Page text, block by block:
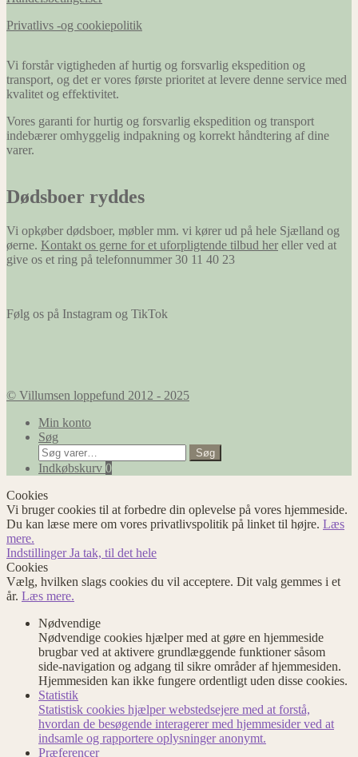
Privatlivs -og cookiepolitik
Vi forstår vigtigheden af hurtig og forsvarlig ekspedition og
transport, og det er vores første prioritet at levere denne service med
kvalitet og effektivitet.
Vores garanti for hurtig og forsvarlig ekspedition og transport
indebærer omhyggelig indpakning og korrekt håndtering af dine
varer.
Dødsboer ryddes
Vi opkøber dødsboer, møbler mm. vi kører ud på hele Sjælland og
øerne. Kontakt os gerne for et uforpligtende tilbud her eller ved at
give os et ring på telefonnummer 30 11 40 23
Følg os på Instagram og TikTok
© Villumsen loppefund 2012 - 2025
Min konto
Søg
Søg
efter:
Søg
Indkøbskurv 0
Cookies
Vi bruger cookies til at forbedre din oplevelse på vores hjemmeside.
Du kan læse mere om vores privatlivspolitik på linket til højre. Læs
mere.
IndstillingerJa tak, til det hele
Cookies
Vælg, hvilken slags cookies du vil acceptere. Dit valg gemmes i et
år. Læs mere.
Nødvendige
Nødvendige cookies hjælper med at gøre en hjemmeside
brugbar ved at aktivere grundlæggende funktioner såsom
side-navigation og adgang til sikre områder af hjemmesiden.
Hjemmesiden kan ikke fungere ordentligt uden disse cookies.
Statistik
Statistisk cookies hjælper webstedsejere med at forstå,
hvordan de besøgende interagerer med hjemmesider ved at
indsamle og rapportere oplysninger anonymt.
Præferencer